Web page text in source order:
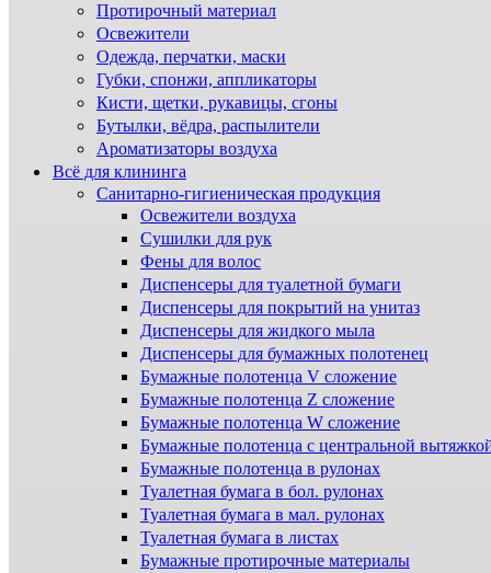
Протирочный материал
Освежители
Одежда, перчатки, маски
Губки, спонжи, аппликаторы
Кисти, щетки, рукавицы, сгоны
Бутылки, вёдра, распылители
Ароматизаторы воздуха
Всё для клининга
Санитарно-гигиеническая продукция
Освежители воздуха
Сушилки для рук
Фены для волос
Диспенсеры для туалетной бумаги
Диспенсеры для покрытий на унитаз
Диспенсеры для жидкого мыла
Диспенсеры для бумажных полотенец
Бумажные полотенца V сложение
Бумажные полотенца Z сложение
Бумажные полотенца W сложение
Бумажные полотенца с центральной
Бумажные полотенца в рулонах
Туалетная бумага в бол. рулонах
Туалетная бумага в мал. рулонах
Туалетная бумага в листах
Бумажные протирочные материалы